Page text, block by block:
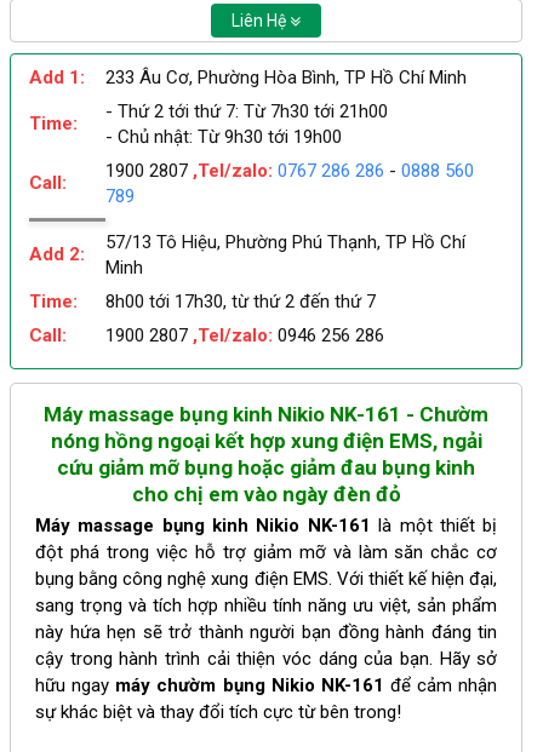
Liên Hệ
Add 1: 233 Âu Cơ, Phường Hòa Bình, TP Hồ Chí Minh
Time:
- Thứ 2 tới thứ 7: Từ 7h30 tới 21h00
- Chủ nhật: Từ 9h30 tới 19h00
Call:
1900 2807 ,Tel/zalo: 0767 286 286 - 0888 560
789
Add 2:
57/13 Tô Hiệu, Phường Phú Thạnh, TP Hồ Chí
Minh
Time:
8h00 tới 17h30, từ thứ 2 đến thứ 7
Call:
1900 2807 ,Tel/zalo: 0946 256 286
Máy massage bụng kinh Nikio NK-161 - Chườm
nóng hồng ngoại kết hợp xung điện EMS, ngải
cứu giảm mỡ bụng hoặc giảm đau bụng kinh
cho chị em vào ngày đèn đỏ
Máy massage bụng kinh Nikio NK-161 là một thiết bị
đột phá trong việc hỗ trợ giảm mỡ và làm săn chắc cơ
bụng bằng công nghệ xung điện EMS. Với thiết kế hiện đại,
sang trọng và tích hợp nhiều tính năng ưu việt, sản phẩm
này hứa hẹn sẽ trở thành người bạn đồng hành đáng tin
cậy trong hành trình cải thiện vóc dáng của bạn. Hãy sở
hữu ngay máy chườm bụng Nikio NK-161để cảm nhận
sự khác biệt và thay đổi tích cực từ bên trong!